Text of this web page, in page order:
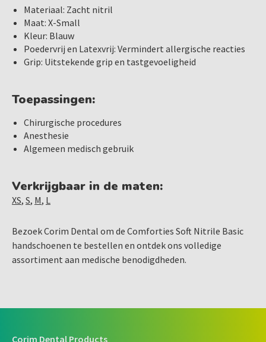
Materiaal: Zacht nitril
Maat: X-Small
Kleur: Blauw
Poedervrij en Latexvrij: Vermindert allergische reacties
Grip: Uitstekende grip en tastgevoeligheid
Toepassingen:
Chirurgische procedures
Anesthesie
Algemeen medisch gebruik
Verkrijgbaar in de maten:
XS, S, M, L
Bezoek Corim Dental om de Comforties Soft Nitrile Basic
handschoenen te bestellen en ontdek ons volledige
assortiment aan medische benodigdheden.
Corim Dental Products